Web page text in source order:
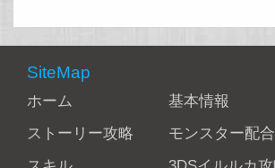
SiteMap
ホーム
基本情報
ストーリー攻略
モンスター配